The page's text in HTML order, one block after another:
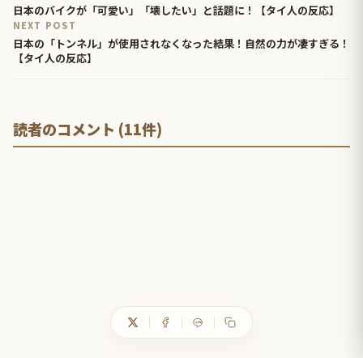
日本のバイクが「可愛い」「壊したい」と話題に！【タイ人の反応】
NEXT POST
日本の「トンネル」が使用されなくなった結果！自然の力が凄すぎる！
【タイ人の反応】
読者のコメント (11件)